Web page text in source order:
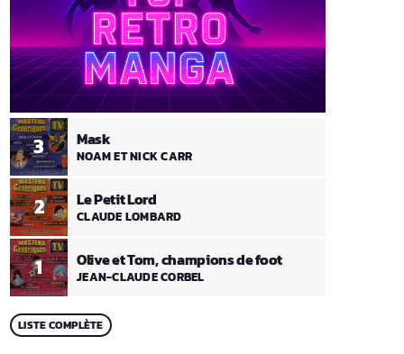
1 Olive et Tom, champions de foot
JEAN-CLAUDE CORBEL
2 Le Petit Lord
CLAUDE LOMBARD
3 Mask
NOAM ET NICK CARR
LISTE COMPLÈTE